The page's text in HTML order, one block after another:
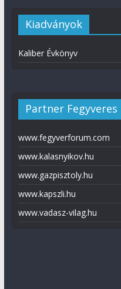
Kiadványok
Kaliber Évkönyv
Partner
www.fegyverforum.com
www.kalasnyikov.hu
www.gazpisztoly.hu
www.kapszli.hu
www.vadasz-vilag.hu